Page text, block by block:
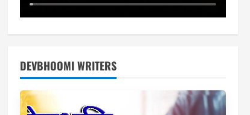
DEVBHOOMI WRITERS